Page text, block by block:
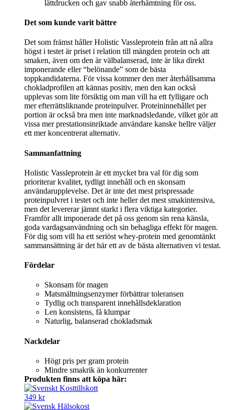
lättdrucken och gav snabb återhämtning för oss.
Det som kunde varit bättre
Det som främst håller Holistic Vassleprotein från att nå allra
högst i testet är priset i relation till mängden protein och att
smaken, även om den är välbalanserad, inte är lika direkt
imponerande eller “belönande” som de bästa
toppkandidaterna. För vissa kommer den mer återhållsamma
chokladprofilen att kännas positiv, men den kan också
upplevas som lite försiktig om man vill ha ett fylligare och
mer efterrättsliknande proteinpulver. Proteininnehållet per
portion är också bra men inte marknadsledande, vilket gör att
vissa mer prestationsinriktade användare kanske hellre väljer
ett mer koncentrerat alternativ.
Sammanfattning
Holistic Vassleprotein är ett mycket bra val för dig som
prioriterar kvalitet, tydligt innehåll och en skonsam
användarupplevelse. Det är inte det mest prispressade
proteinpulvret i testet och inte heller det mest smakintensiva,
men det levererar jämnt starkt i flera viktiga kategorier.
Framför allt imponerade det på oss genom sin rena känsla,
goda vardagsanvändning och sin behagliga effekt för magen.
För dig som vill ha ett seriöst whey-protein med genomtänkt
sammansättning är det här ett av de bästa alternativen vi testat.
Fördelar
Skonsam för magen
Matsmältningsenzymer förbättrar toleransen
Tydlig och transparent innehållsdeklaration
Len konsistens, få klumpar
Naturlig, balanserad chokladsmak
Nackdelar
Högt pris per gram protein
Mindre smakrik än konkurrenter
Produkten finns att köpa här:
349 kr